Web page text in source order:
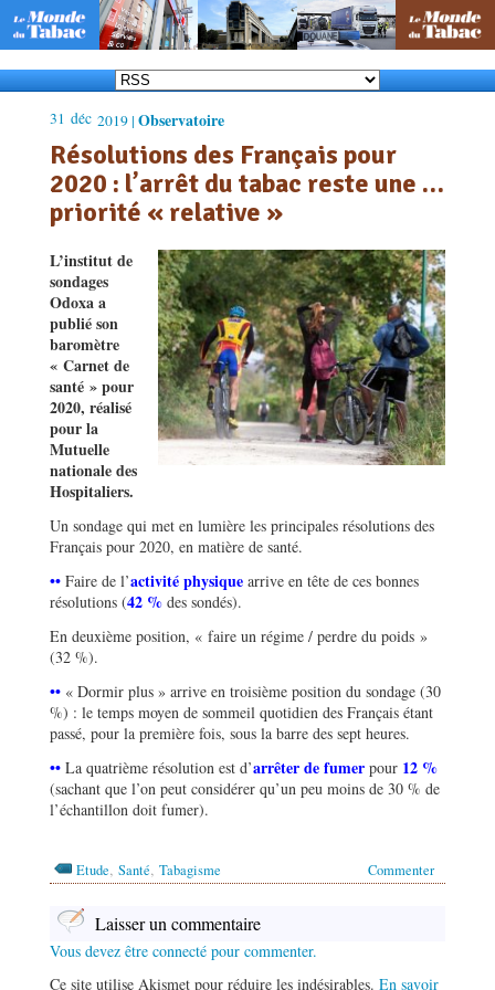
31 déc 2019 | Observatoire
Résolutions des Français pour
2020 : l’arrêt du tabac reste une …
priorité « relative »
L’institut de
sondages
Odoxa a
publié son
baromètre
« Carnet de
santé » pour
2020, réalisé
pour la
Mutuelle
nationale des
Hospitaliers.
Un sondage qui met en lumière les principales résolutions des
Français pour 2020, en matière de santé.
•• Faire de l’activité physique arrive en tête de ces bonnes
résolutions (42 % des sondés).
En deuxième position, « faire un régime / perdre du poids »
(32 %).
•• « Dormir plus » arrive en troisième position du sondage (30
%) : le temps moyen de sommeil quotidien des Français étant
passé, pour la première fois, sous la barre des sept heures.
•• La quatrième résolution est d’arrêter de fumer pour 12 %
(sachant que l’on peut considérer qu’un peu moins de 30 % de
l’échantillon doit fumer).
Commenter
Etude, Santé, Tabagisme
Laisser un commentaire
Vous devez être connecté pour commenter.
Ce site utilise Akismet pour réduire les indésirables. En savoir